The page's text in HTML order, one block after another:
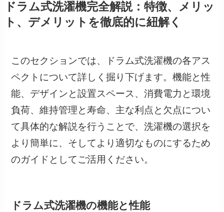
ドラム式洗濯機完全解説：特徴、メリッ
ト、デメリットを徹底的に紐解く
このセクションでは、ドラム式洗濯機の各アス
ペクトについて詳しく掘り下げます。機能と性
能、デザインと設置スペース、消費電力と環境
負荷、維持管理と寿命、主な利点と欠点につい
て具体的な解説を行うことで、洗濯機の選択を
より簡単に、そしてより適切なものにするため
のガイドとしてご活用ください。
ドラム式洗濯機の機能と性能